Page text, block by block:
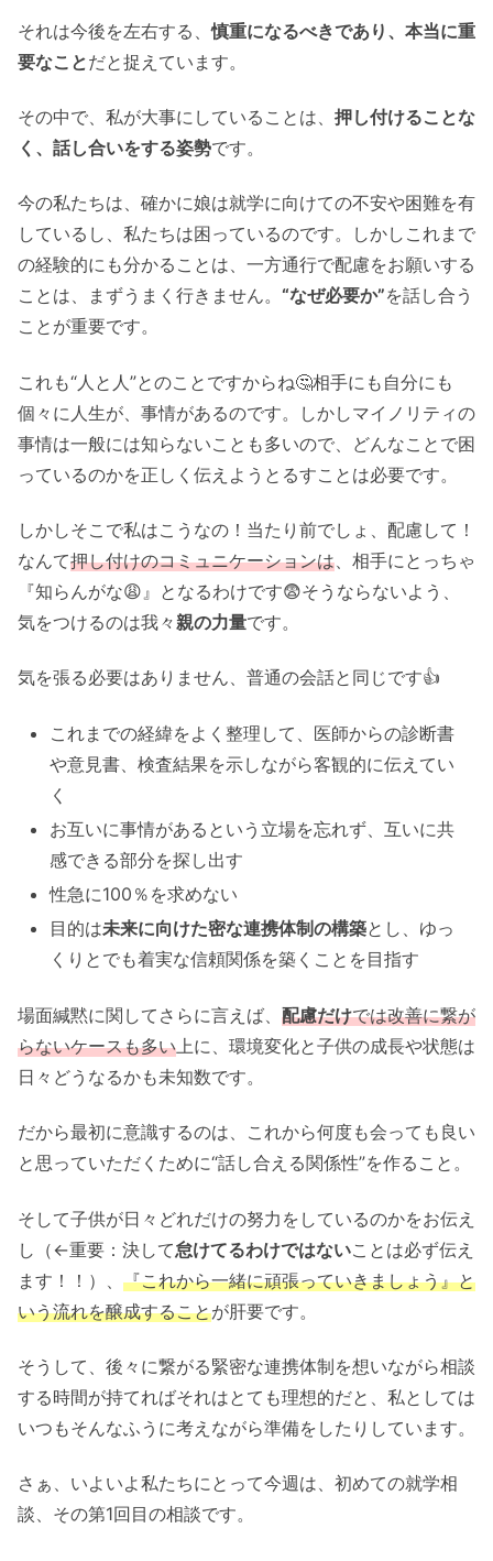
それは今後を左右する、慎重になるべきであり、本当に重
要なことだと捉えています。
その中で、私が大事にしていることは、 押し付けることな
く、話し合いをする姿勢です。
今の私たちは、確かに娘は就学に向けての不安や困難を有
しているし、私たちは困っているのです。しかしこれまで
の経験的にも分かることは、一方通行で配慮をお願いする
ことは、まずうまく行きません。 “なぜ必要か”を話し合う
ことが重要です。
これも“人と人”とのことですからね🤔相手にも自分にも
個々に人生が、事情があるのです。しかしマイノリティの
事情は一般には知らないことも多いので、どんなことで困
っているのかを正しく伝えようとるすことは必要です。
しかしそこで私はこうなの！当たり前でしょ、配慮して！
なんて押し付けのコミュニケーションは、相手にとっちゃ
『知らんがな😩』となるわけです😨そうならないよう、
気をつけるのは我々親の力量です。
気を張る必要はありません、普通の会話と同じです👍
これまでの経緯をよく整理して、医師からの診断書
や意見書、検査結果を示しながら客観的に伝えてい
く
お互いに事情があるという立場を忘れず、互いに共
感できる部分を探し出す
性急に100％を求めない
目的は未来に向けた密な連携体制の構築とし、ゆっ
くりとでも着実な信頼関係を築くことを目指す
場面緘黙に関してさらに言えば、 配慮だけでは改善に繋が
らないケースも多い 上に、環境変化と子供の成長や状態は
日々どうなるかも未知数です。
だから最初に意識するのは、これから何度も会っても良い
と思っていただくために“話し合える関係性”を作ること。
そして子供が日々どれだけの努力をしているのかをお伝え
し（←重要：決して怠けてるわけではないことは必ず伝え
ます！！）、 『これから一緒に頑張っていきましょう』と
いう流れを醸成することが肝要です。
そうして、後々に繋がる緊密な連携体制を想いながら相談
する時間が持てればそれはとても理想的だと、私としては
いつもそんなふうに考えながら準備をしたりしています。
さぁ、いよいよ私たちにとって今週は、初めての就学相
談、その第1回目の相談です。